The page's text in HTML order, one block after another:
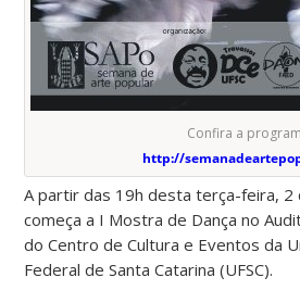
Confira a
http://
A partir das 19h desta terça-feira, 2
começa a I Mostra de Dança no
do Centro de Cultura e Eventos da
Federal de Santa Catarina (UFSC).